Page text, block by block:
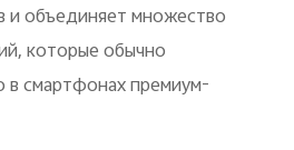
и объединяет множество
которые обычно
в смартфонах премиум-